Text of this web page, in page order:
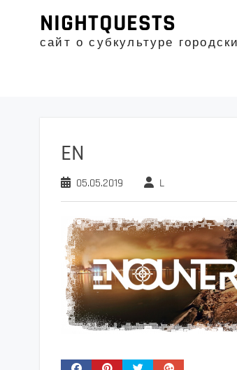
содержимому
NIGHTQUESTS
сайт о субкультуре
EN
05.05.2019 L